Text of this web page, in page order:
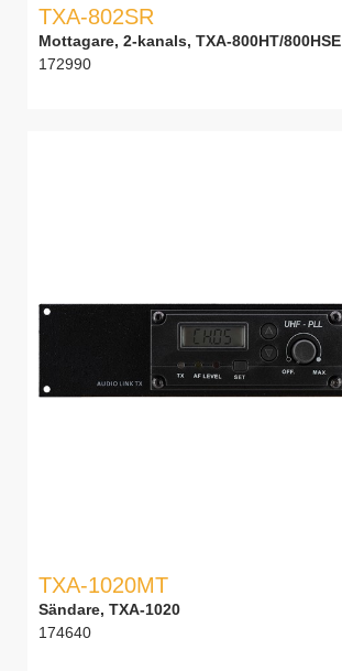
TXA-802SR
Mottagare, 2-kanals, TXA-800HT/800HSE
172990
TXA-1020MT
Sändare, TXA-1020
174640